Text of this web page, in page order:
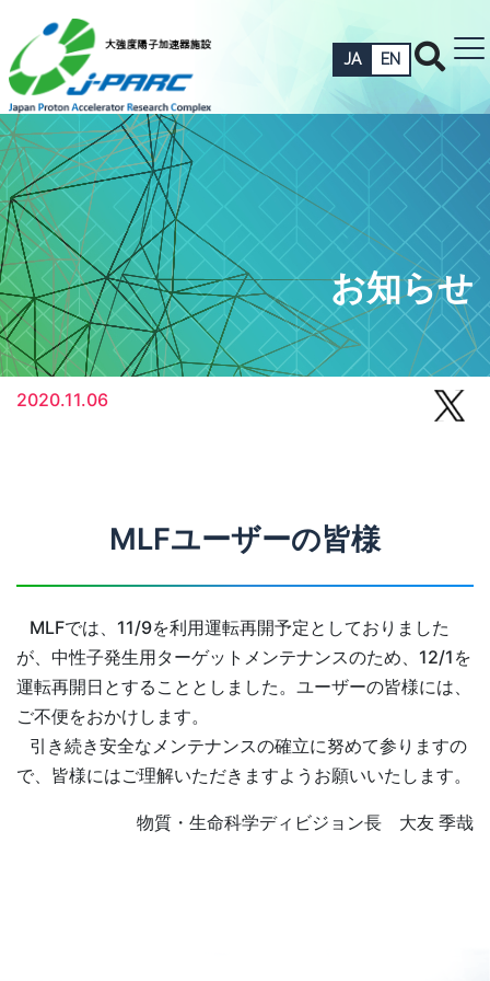
JA EN
お知らせ
2020.11.06
MLFユーザーの皆様
MLFでは、11/9を利用運転再開予定としておりました
が、中性子発生用ターゲットメンテナンスのため、12/1を
運転再開日とすることとしました。ユーザーの皆様には、
ご不便をおかけします。
引き続き安全なメンテナンスの確立に努めて参りますの
で、皆様にはご理解いただきますようお願いいたします。
物質・生命科学ディビジョン長 大友 季哉